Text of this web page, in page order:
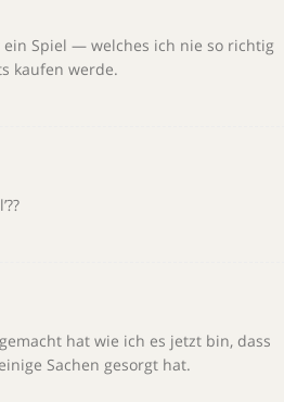
Spiel — welches ich nie so richtig
kaufen werde.
hat wie ich es jetzt bin, dass
Sachen gesorgt hat.